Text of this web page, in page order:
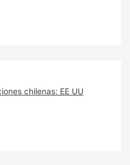
chilenas: EE UU